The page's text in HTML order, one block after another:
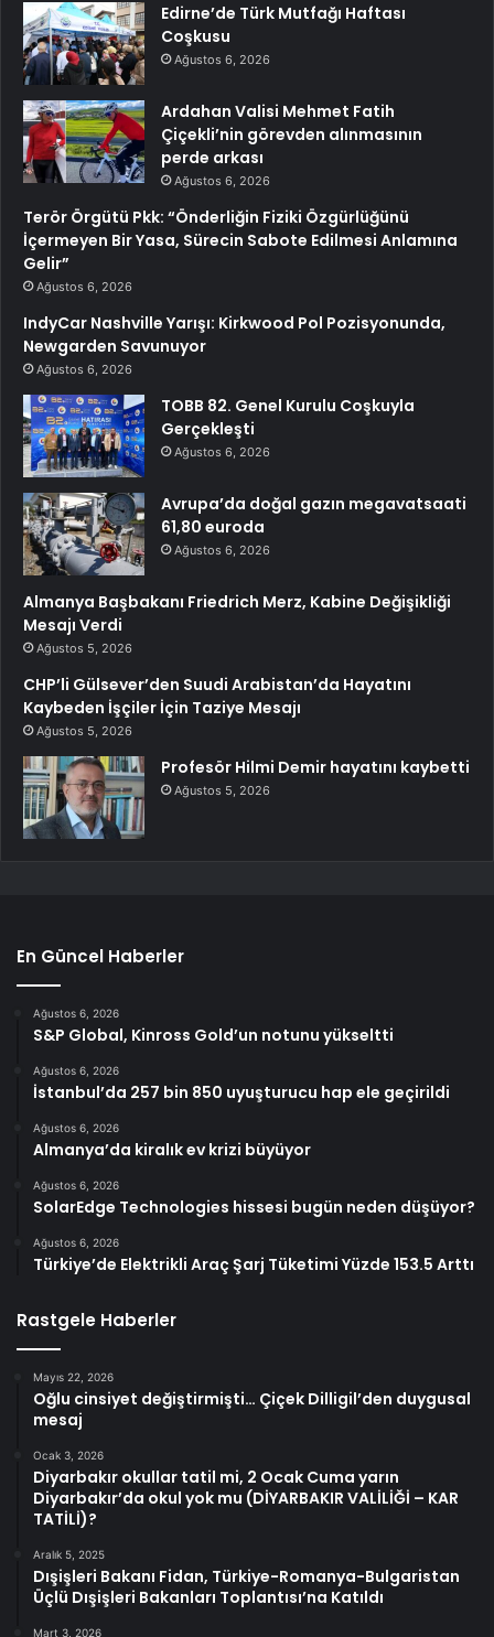
Edirne’de Türk Mutfağı Haftası
Coşkusu
Ağustos 6, 2026
Ardahan Valisi Mehmet Fatih
Çiçekli’nin görevden alınmasının
perde arkası
Ağustos 6, 2026
Terör Örgütü Pkk: “Önderliğin Fiziki Özgürlüğünü
İçermeyen Bir Yasa, Sürecin Sabote Edilmesi Anlamına
Gelir”
Ağustos 6, 2026
IndyCar Nashville Yarışı: Kirkwood Pol Pozisyonunda,
Newgarden Savunuyor
Ağustos 6, 2026
TOBB 82. Genel Kurulu Coşkuyla
Gerçekleşti
Ağustos 6, 2026
Avrupa’da doğal gazın megavatsaati
61,80 euroda
Ağustos 6, 2026
Almanya Başbakanı Friedrich Merz, Kabine Değişikliği
Mesajı Verdi
Ağustos 5, 2026
CHP’li Gülsever’den Suudi Arabistan’da Hayatını
Kaybeden İşçiler İçin Taziye Mesajı
Ağustos 5, 2026
Profesör Hilmi Demir hayatını kaybetti
Ağustos 5, 2026
En Güncel Haberler
Ağustos 6, 2026
S&P Global, Kinross Gold’un notunu yükseltti
Ağustos 6, 2026
İstanbul’da 257 bin 850 uyuşturucu hap ele geçirildi
Ağustos 6, 2026
Almanya’da kiralık ev krizi büyüyor
Ağustos 6, 2026
SolarEdge Technologies hissesi bugün neden düşüyor?
Ağustos 6, 2026
Türkiye’de Elektrikli Araç Şarj Tüketimi Yüzde 153.5 Arttı
Rastgele Haberler
Mayıs 22, 2026
Oğlu cinsiyet değiştirmişti… Çiçek Dilligil’den duygusal
mesaj
Ocak 3, 2026
Diyarbakır okullar tatil mi, 2 Ocak Cuma yarın
Diyarbakır’da okul yok mu (DİYARBAKIR VALİLİĞİ – KAR
TATİLİ)?
Aralık 5, 2025
Dışişleri Bakanı Fidan, Türkiye-Romanya-Bulgaristan
Üçlü Dışişleri Bakanları Toplantısı’na Katıldı
Mart 3, 2026